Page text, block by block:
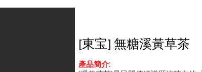
[東宝] 無糖溪黃草茶
產品簡介: